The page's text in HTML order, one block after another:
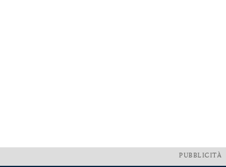
PUBBLICITÀ